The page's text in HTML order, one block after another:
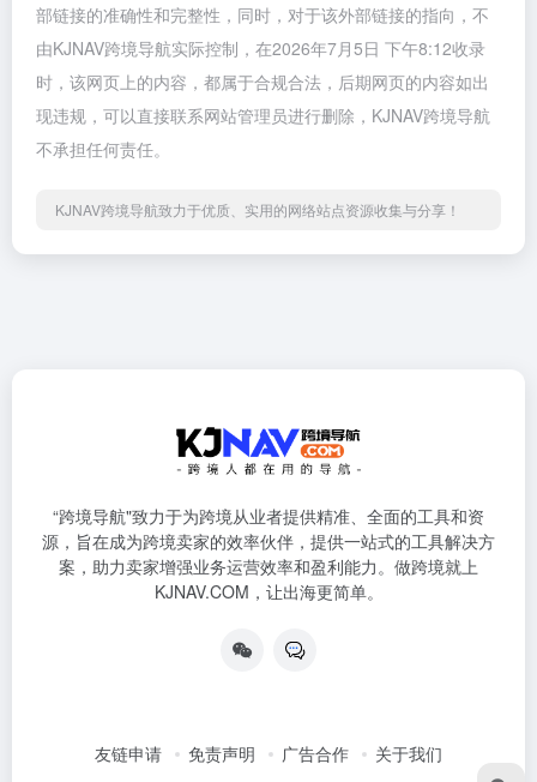
部链接的准确性和完整性，同时，对于该外部链接的指向，不
由KJNAV跨境导航实际控制，在2026年7月5日 下午8:12收录
时，该网页上的内容，都属于合规合法，后期网页的内容如出
现违规，可以直接联系网站管理员进行删除，KJNAV跨境导航
不承担任何责任。
KJNAV跨境导航致力于优质、实用的网络站点资源收集与分享！
“跨境导航"致力于为跨境从业者提供精准、全面的工具和资
源，旨在成为跨境卖家的效率伙伴，提供一站式的工具解决方
案，助力卖家增强业务运营效率和盈利能力。做跨境就上
KJNAV.COM，让出海更简单。
友链申请 免责声明 广告合作 关于我们